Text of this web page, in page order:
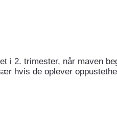
i 2. trimester, når maven
hvis de oplever